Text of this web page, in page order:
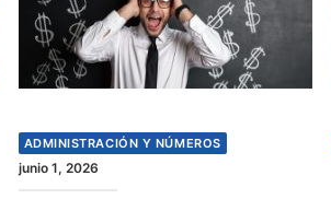
ADMINISTRACIÓN Y NÚMEROS
junio 1, 2026